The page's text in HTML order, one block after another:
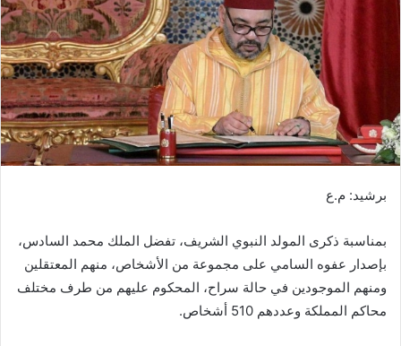
ر
ي
د
ا
إ
ل
ك
ت
ي
ا
برشيد: م.ع
بمناسبة ذكرى المولد النبوي الشريف، تفضل الملك محمد السادس،
بإصدار عفوه السامي على مجموعة من الأشخاص، منهم المعتقلين
ومنهم الموجودين في حالة سراح، المحكوم عليهم من طرف مختلف
محاكم المملكة وعددهم 510 أشخاص.